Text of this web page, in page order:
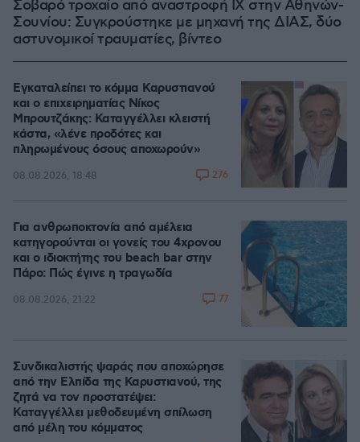
Σοβαρό τροχαίο από αναστροφή ΙΧ στην Αθηνών-
Σουνίου: Συγκρούστηκε με μηχανή της ΔΙΑΣ, δύο
αστυνομικοί τραυματίες, βίντεο
Εγκαταλείπει το κόμμα Καρυστιανού
και ο επιχειρηματίας Νίκος
Μπρουτζάκης: Καταγγέλλει κλειστή
κάστα, «λένε προδότες και
πληρωμένους όσους αποχωρούν»
08.08.2026, 18:48 276
Για ανθρωποκτονία από αμέλεια
κατηγορούνται οι γονείς του 4χρονου
και ο ιδιοκτήτης του beach bar στην
Πάρο: Πώς έγινε η τραγωδία
08.08.2026, 21:22 77
Συνδικαλιστής ψαράς που αποχώρησε
από την Ελπίδα της Καρυστιανού, της
ζητά να τον προστατέψει:
Καταγγέλλει μεθοδευμένη σπίλωση
από μέλη του κόμματος